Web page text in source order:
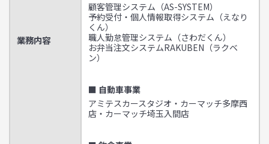
業務内容
顧客管理システム（AS-SYSTEM）
予約受付・個人情報取得システム（えなり
くん）
職人勤怠管理システム（さわだくん）
お弁当注文システムRAKUBEN（ラクベ
ン）
■ 自動車事業
アミテスカースタジオ・カーマッチ多摩西
店・カーマッチ埼玉入間店